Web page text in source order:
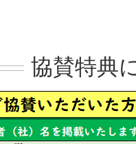
協賛特典